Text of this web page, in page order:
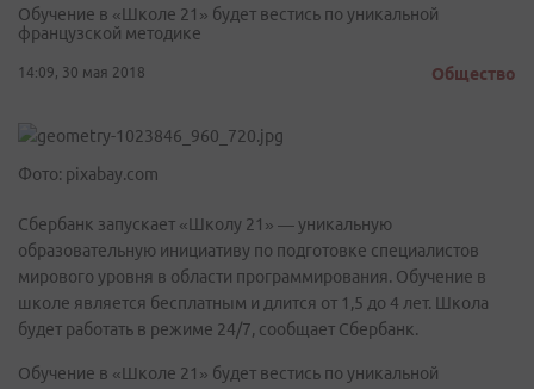
Обучение в «Школе 21» будет вестись по уникальной
французской методике
14:09, 30 мая 2018 Общество
Фото: pixabay.com
Сбербанк запускает «Школу 21» — уникальную
образовательную инициативу по подготовке специалистов
мирового уровня в области программирования. Обучение в
школе является бесплатным и длится от 1,5 до 4 лет. Школа
будет работать в режиме 24/7, сообщает Сбербанк.
Обучение в «Школе 21» будет вестись по уникальной